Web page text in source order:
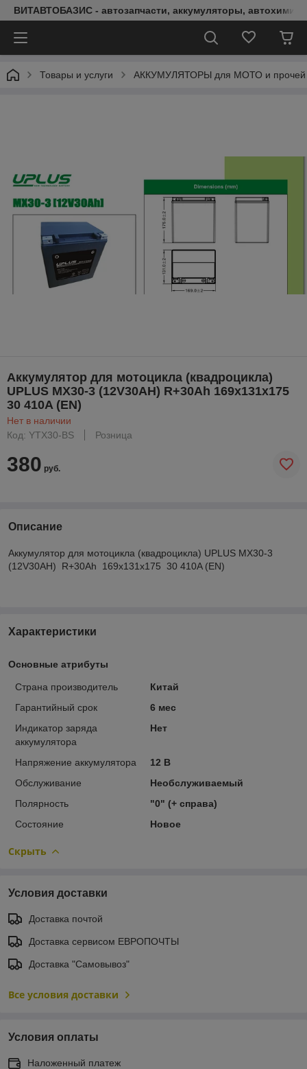
ВИТАВТОБАЗИС - автозапчасти, аккумуляторы, автохимия,
Товары и услуги АККУМУЛЯТОРЫ для МОТО и прочей
Аккумулятор для мотоцикла (квадроцикла)
UPLUS MX30-3 (12V30AH) R+30Ah 169х131x175
30 410A (EN)
Нет в наличии
Код: YTX30-BS
Розница
380 руб.
Описание
Аккумулятор для мотоцикла (квадроцикла) UPLUS MX30-3
(12V30AH) R+30Ah 169х131x175 30 410A (EN)
Характеристики
Основные атрибуты
Страна производитель
Китай
Гарантийный срок
6 мес
Индикатор заряда
аккумулятора
Нет
Напряжение аккумулятора
12 В
Обслуживание
Необслуживаемый
Полярность
"0" (+ справа)
Состояние
Новое
Скрыть
Условия доставки
Доставка почтой
Доставка сервисом ЕВРОПОЧТЫ
Доставка "Самовывоз"
Все условия доставки
Условия оплаты
Наложенный платеж